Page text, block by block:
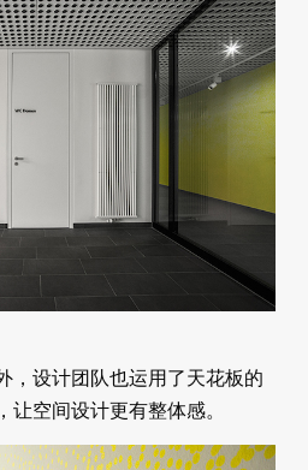
，设计团队也运用了天花板的
空间设计更有整体感。